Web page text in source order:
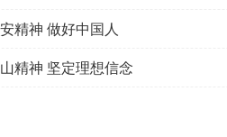
精神 做好中国人
精神 坚定理想信念